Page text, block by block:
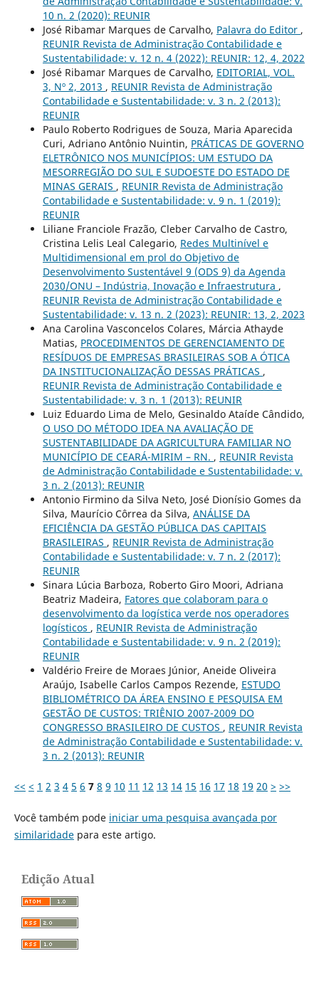
10 n. 2 (2020): REUNIR
José Ribamar Marques de Carvalho, Palavra do Editor ,
REUNIR Revista de Administração Contabilidade e
Sustentabilidade: v. 12 n. 4 (2022): REUNIR: 12, 4, 2022
José Ribamar Marques de Carvalho, EDITORIAL, VOL.
3, Nº 2, 2013 , REUNIR Revista de Administração
Contabilidade e Sustentabilidade: v. 3 n. 2 (2013):
REUNIR
Paulo Roberto Rodrigues de Souza, Maria Aparecida
Curi, Adriano Antônio Nuintin, PRÁTICAS DE GOVERNO
ELETRÔNICO NOS MUNICÍPIOS: UM ESTUDO DA
MESORREGIÃO DO SUL E SUDOESTE DO ESTADO DE
MINAS GERAIS , REUNIR Revista de Administração
Contabilidade e Sustentabilidade: v. 9 n. 1 (2019):
REUNIR
Liliane Franciole Frazão, Cleber Carvalho de Castro,
Cristina Lelis Leal Calegario, Redes Multinível e
Multidimensional em prol do Objetivo de
Desenvolvimento Sustentável 9 (ODS 9) da Agenda
2030/ONU – Indústria, Inovação e Infraestrutura ,
REUNIR Revista de Administração Contabilidade e
Sustentabilidade: v. 13 n. 2 (2023): REUNIR: 13, 2, 2023
Ana Carolina Vasconcelos Colares, Márcia Athayde
Matias, PROCEDIMENTOS DE GERENCIAMENTO DE
RESÍDUOS DE EMPRESAS BRASILEIRAS SOB A ÓTICA
DA INSTITUCIONALIZAÇÃO DESSAS PRÁTICAS ,
REUNIR Revista de Administração Contabilidade e
Sustentabilidade: v. 3 n. 1 (2013): REUNIR
Luiz Eduardo Lima de Melo, Gesinaldo Ataíde Cândido,
O USO DO MÉTODO IDEA NA AVALIAÇÃO DE
SUSTENTABILIDADE DA AGRICULTURA FAMILIAR NO
MUNICÍPIO DE CEARÁ-MIRIM – RN. , REUNIR Revista
de Administração Contabilidade e Sustentabilidade: v.
3 n. 2 (2013): REUNIR
Antonio Firmino da Silva Neto, José Dionísio Gomes da
Silva, Maurício Côrrea da Silva, ANÁLISE DA
EFICIÊNCIA DA GESTÃO PÚBLICA DAS CAPITAIS
BRASILEIRAS , REUNIR Revista de Administração
Contabilidade e Sustentabilidade: v. 7 n. 2 (2017):
REUNIR
Sinara Lúcia Barboza, Roberto Giro Moori, Adriana
Beatriz Madeira, Fatores que colaboram para o
desenvolvimento da logística verde nos operadores
logísticos , REUNIR Revista de Administração
Contabilidade e Sustentabilidade: v. 9 n. 2 (2019):
REUNIR
Valdério Freire de Moraes Júnior, Aneide Oliveira
Araújo, Isabelle Carlos Campos Rezende, ESTUDO
BIBLIOMÉTRICO DA ÁREA ENSINO E PESQUISA EM
GESTÃO DE CUSTOS: TRIÊNIO 2007-2009 DO
CONGRESSO BRASILEIRO DE CUSTOS , REUNIR Revista
de Administração Contabilidade e Sustentabilidade: v.
3 n. 2 (2013): REUNIR
<< < 1 2 3 4 5 6 7 8 9 10 11 12 13 14 15 16 17 18 19 20 > >>
Você também pode iniciar uma pesquisa avançada por
similaridadepara este artigo.
Edição Atual